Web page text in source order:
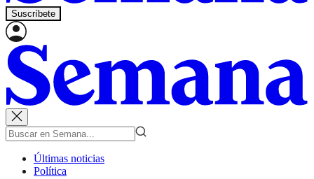
Suscríbete
Últimas noticias
Política